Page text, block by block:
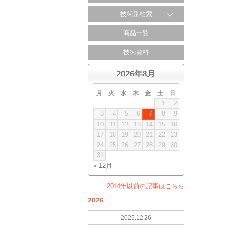
技術別検索
商品一覧
技術資料
2026年8月
月 火 水 木 金 土 日
1
2
3
4 5 6 7 8
9
10
11 12 13 14 15
16
17
18 19 20 21 22
23
24
25 26 27 28 29
30
31
« 12月
2014年以前の記事はこちら
2026
2025.12.26